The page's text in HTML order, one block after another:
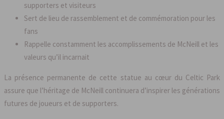
supporters et visiteurs
Sert de lieu de rassemblement et de commémoration pour les
fans
Rappelle constamment les accomplissements de McNeill et les
valeurs qu’il incarnait
La présence permanente de cette statue au cœur du Celtic Park
assure que l’héritage de McNeill continuera d’inspirer les générations
futures de joueurs et de supporters.